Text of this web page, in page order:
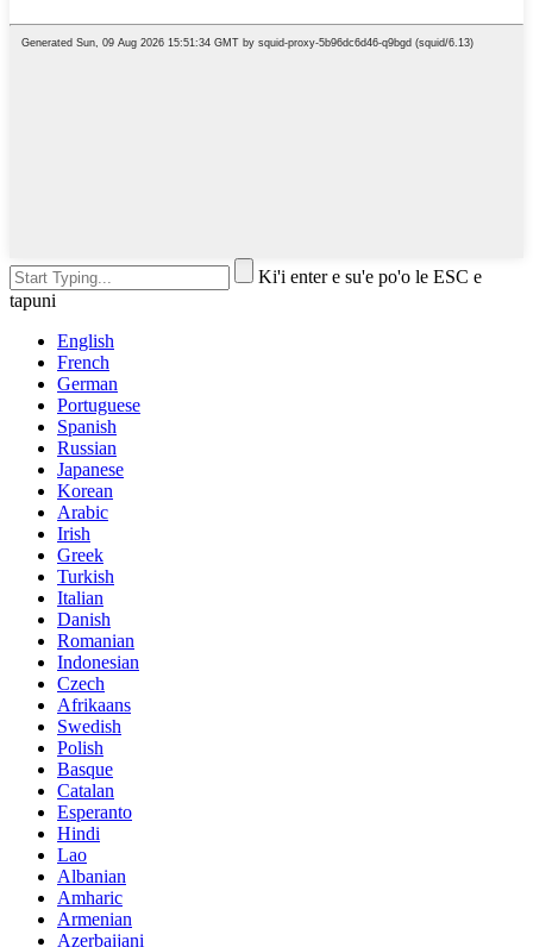
Ki'i enter e su'e po'o le ESC e
tapuni
English
French
German
Portuguese
Spanish
Russian
Japanese
Korean
Arabic
Irish
Greek
Turkish
Italian
Danish
Romanian
Indonesian
Czech
Afrikaans
Swedish
Polish
Basque
Catalan
Esperanto
Hindi
Lao
Albanian
Amharic
Armenian
Azerbaijani